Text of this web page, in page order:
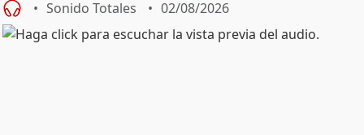
Sonido Totales 02/08/2026